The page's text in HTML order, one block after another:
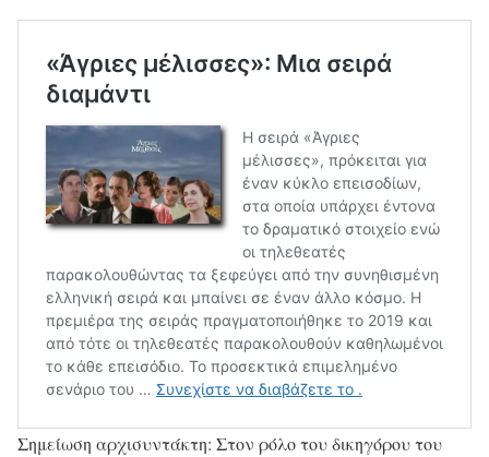
Σημείωση αρχισυντάκτη: Στον ρόλο του δικηγόρου του